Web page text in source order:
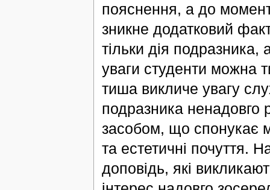
пояснення, а до
зникне додатковий
тільки дія подразника,
уваги студенти можна
тиша викличе увагу
подразника ненадовго
засобом, що спонукає
та естетичні почуття.
доповідь, які